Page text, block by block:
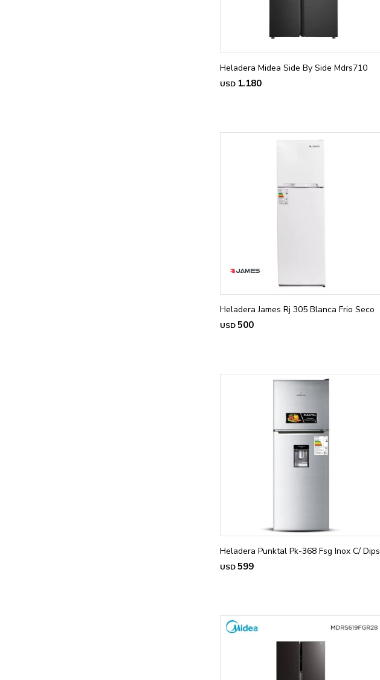
Heladera Midea Side By Side Mdrs710
USD 1.180
Heladera James Rj 305 Blanca Frio Seco
USD500
Heladera Punktal Pk-368 Fsg Inox C/ Dips
USD599